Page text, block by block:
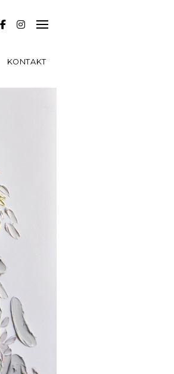
KONTAKT